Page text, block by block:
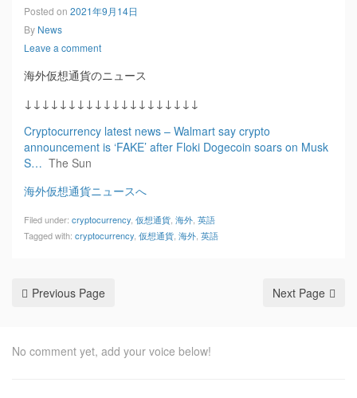
Posted on 2021年9月14日
By News
Leave a comment
海外仮想通貨のニュース
↓↓↓↓↓↓↓↓↓↓↓↓↓↓↓↓↓↓↓↓
Cryptocurrency latest news – Walmart say crypto
announcement is ‘FAKE’ after Floki Dogecoin soars on Musk
S… The Sun
海外仮想通貨ニュースへ
Filed under: cryptocurrency 仮想通貨 海外 英語
Tagged with: cryptocurrency 仮想通貨 海外 英語
Previous Page Next Page
No comment yet, add your voice below!